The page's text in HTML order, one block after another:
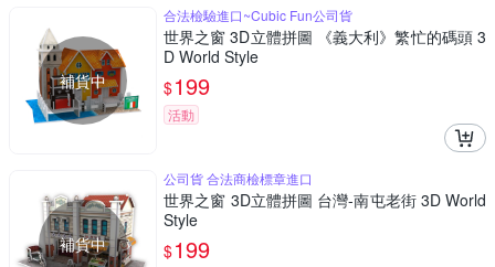
補貨中
合法檢驗進口~Cubic Fun公司貨
世界之窗 3D立體拼圖 《義大利》繁忙的碼頭 3
D World Style
$199
活動
補貨中
公司貨 合法商檢標章進口
世界之窗 3D立體拼圖 台灣-南屯老街 3D World
Style
$199